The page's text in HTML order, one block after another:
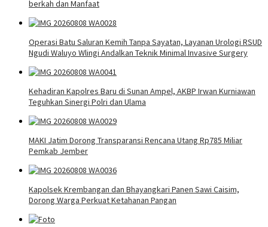
berkah dan Manfaat
Operasi Batu Saluran Kemih Tanpa Sayatan, Layanan Urologi RSUD
Ngudi Waluyo Wlingi Andalkan Teknik Minimal Invasive Surgery
Kehadiran Kapolres Baru di Sunan Ampel, AKBP Irwan Kurniawan
Teguhkan Sinergi Polri dan Ulama
MAKI Jatim Dorong Transparansi Rencana Utang Rp785 Miliar
Pemkab Jember
Kapolsek Krembangan dan Bhayangkari Panen Sawi Caisim,
Dorong Warga Perkuat Ketahanan Pangan